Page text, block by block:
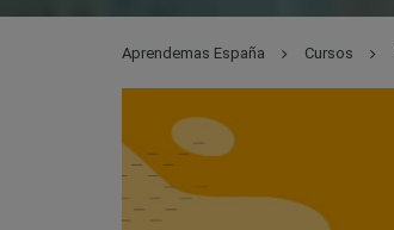
Aprendemas España Cursos